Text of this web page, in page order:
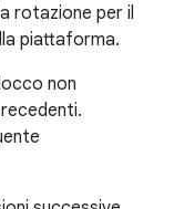
rotazione per il
piattaforma.
non